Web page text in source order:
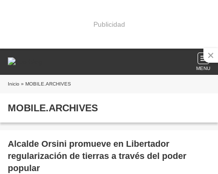
Publicidad
MENU
Inicio » MOBILE.ARCHIVES
MOBILE.ARCHIVES
Alcalde Orsini promueve en Libertador
regularización de tierras a través del poder
popular